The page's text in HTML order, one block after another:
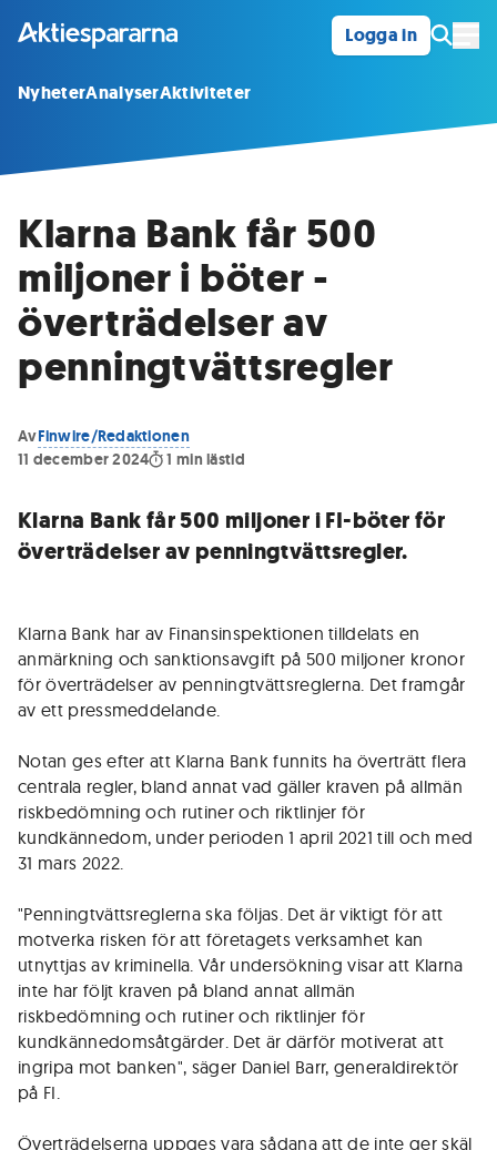
Logga in
NyheterAnalyserAktiviteter
Klarna Bank får 500
miljoner i böter -
överträdelser av
penningtvättsregler
AvFinwire/Redaktionen
11 december 2024
1 min lästid
Klarna Bank får 500 miljoner i FI-böter för
överträdelser av penningtvättsregler.
Klarna Bank har av Finansinspektionen tilldelats en
anmärkning och sanktionsavgift på 500 miljoner kronor
för överträdelser av penningtvättsreglerna. Det framgår
av ett pressmeddelande.
Notan ges efter att Klarna Bank funnits ha överträtt flera
centrala regler, bland annat vad gäller kraven på allmän
riskbedömning och rutiner och riktlinjer för
kundkännedom, under perioden 1 april 2021 till och med
31 mars 2022.
"Penningtvättsreglerna ska följas. Det är viktigt för att
motverka risken för att företagets verksamhet kan
utnyttjas av kriminella. Vår undersökning visar att Klarna
inte har följt kraven på bland annat allmän
riskbedömning och rutiner och riktlinjer för
kundkännedomsåtgärder. Det är därför motiverat att
ingripa mot banken", säger Daniel Barr, generaldirektör
på FI.
Överträdelserna uppges vara sådana att de inte ger skäl